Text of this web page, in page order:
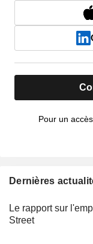
Pour un
Dernières
Le rapport sur
Street